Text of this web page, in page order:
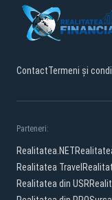
ContactTermeni și
Parteneri:
Realitatea.NET
Realitatea Travel
Realitatea din USR